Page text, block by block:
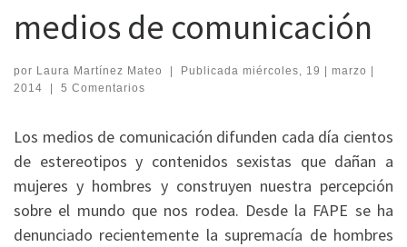
medios de comunicación
por Laura Martínez Mateo | Publicada miércoles, 19 | marzo |
2014
| 5 Comentarios
Los medios de comunicación difunden cada día cientos
de estereotipos y contenidos sexistas que dañan a
mujeres y hombres y construyen nuestra percepción
sobre el mundo que nos rodea. Desde la FAPE se ha
denunciado recientemente la supremacía de hombres